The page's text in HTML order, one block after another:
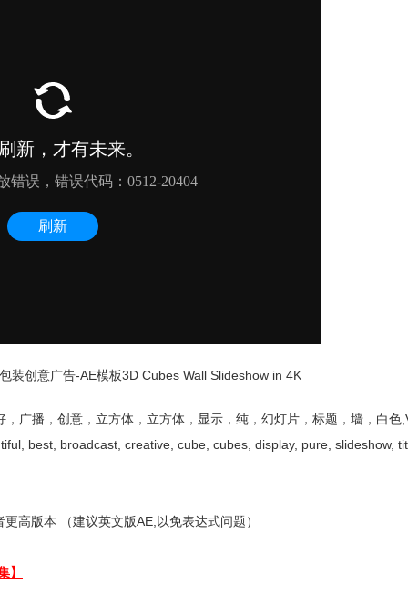
装创意广告-AE模板3D Cubes Wall Slideshow in 4K
广播，创意，立方体，立方体，显示，纯，幻灯片，标题，墙，白色
best, broadcast, creative, cube, cubes, display, pure, slideshow,
高版本 （建议英文版AE,以免表达式问题）
】